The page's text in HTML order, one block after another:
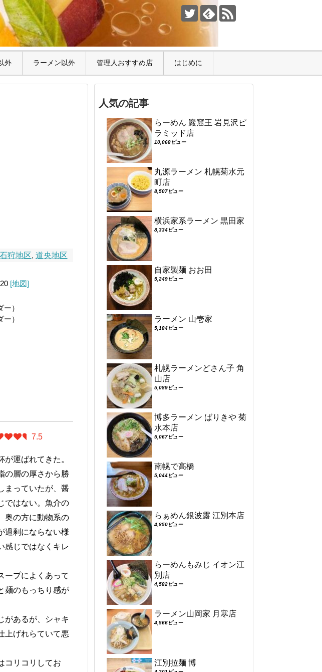
外 ラーメン以外 管理人おすすめ店 はじめに
石狩地区, 道央地区
[地図]
）
）
7.5
運ばれてきた。
の層の厚さから勝
まっていたが、醤
ではない。魚介の
奥の方に動物系の
過剰にならない様
感じではなくキレ
ープによくあって
麺のもっちり感が
があるが、シャキ
上げれらていて悪
コリコリしてお
人気の記事
らーめん 巖窟王 岩見沢ピ
ラミッド店
10,068ビュー
丸源ラーメン 札幌菊水元
町店
8,507ビュー
横浜家系ラーメン 黒田家
8,334ビュー
自家製麺 おお田
5,249ビュー
ラーメン 山壱家
5,184ビュー
札幌ラーメンどさん子 角
山店
5,089ビュー
博多ラーメン ばりきや 菊
水本店
5,067ビュー
南幌で高橋
5,044ビュー
らぁめん銀波露 江別本店
4,850ビュー
らーめんもみじ イオン江
別店
4,582ビュー
ラーメン山岡家 月寒店
4,566ビュー
江別拉麺 博